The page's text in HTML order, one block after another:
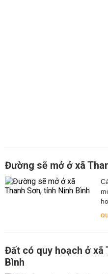
Đường sẽ mở ở xã
Đất có quy hoạch ở xã
Bình